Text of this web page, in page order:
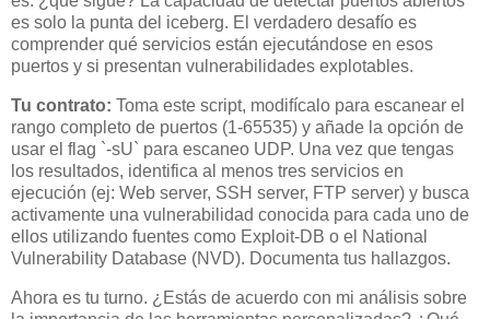
es solo la punta del iceberg. El verdadero desafío es
comprender qué servicios están ejecutándose en esos
puertos y si presentan vulnerabilidades explotables.
Tu contrato: Toma este script, modifícalo para escanear el
rango completo de puertos (1-65535) y añade la opción de
usar el flag `-sU` para escaneo UDP. Una vez que tengas
los resultados, identifica al menos tres servicios en
ejecución (ej: Web server, SSH server, FTP server) y busca
activamente una vulnerabilidad conocida para cada uno de
ellos utilizando fuentes como Exploit-DB o el National
Vulnerability Database (NVD). Documenta tus hallazgos.
Ahora es tu turno. ¿Estás de acuerdo con mi análisis sobre